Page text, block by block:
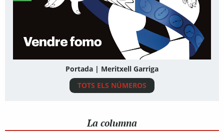
Portada | Meritxell Garriga
TOTS ELS NÚMEROS
La columna